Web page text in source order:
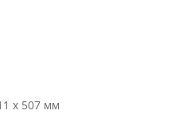
x 507 мм